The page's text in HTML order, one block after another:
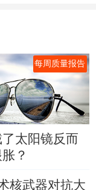
每周质量报告
太阳镜反而
？
核武器对抗大